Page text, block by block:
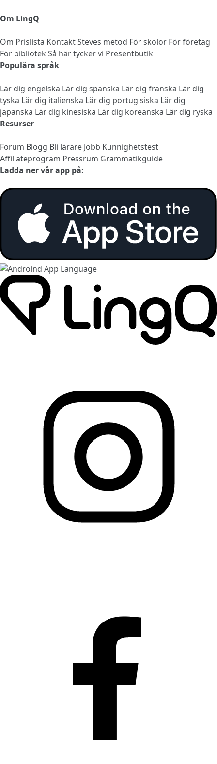
Om LingQ
Om Prislista KontaktSteves metod För skolor För företag
För bibliotek Så här tycker vi Presentbutik
Populära språk
Lär dig engelska Lär dig spanska Lär dig franska Lär dig
tyska Lär dig italienska Lär dig portugisiska Lär dig
japanska Lär dig kinesiska Lär dig koreanska Lär dig ryska
Resurser
Forum Blogg Bli lärare Jobb Kunnighetstest
Affiliateprogram Pressrum Grammatikguide
Ladda ner vår app på: